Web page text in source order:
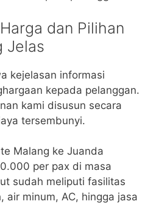
dan Pilihan
Jelas
kejelasan informasi
kepada pelanggan.
kami disusun secara
tersembunyi.
Malang ke Juanda
per pax di masa
sudah meliputi fasilitas
air minum, AC, hingga jasa